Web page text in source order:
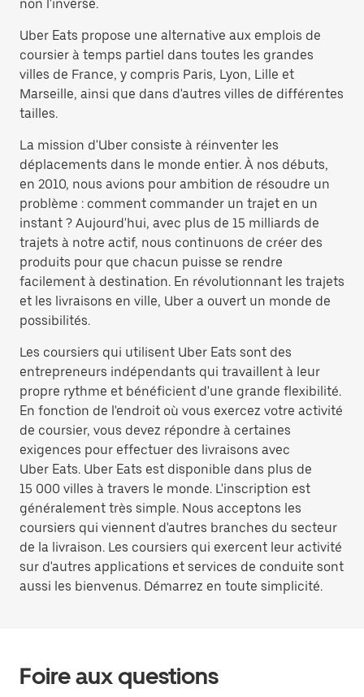
non l'inverse.
Uber Eats propose une alternative aux emplois de
coursier à temps partiel dans toutes les grandes
villes de France, y compris Paris, Lyon, Lille et
Marseille, ainsi que dans d'autres villes de différentes
tailles.
La mission d'Uber consiste à réinventer les
déplacements dans le monde entier. À nos débuts,
en 2010, nous avions pour ambition de résoudre un
problème : comment commander un trajet en un
instant ? Aujourd'hui, avec plus de 15 milliards de
trajets à notre actif, nous continuons de créer des
produits pour que chacun puisse se rendre
facilement à destination. En révolutionnant les trajets
et les livraisons en ville, Uber a ouvert un monde de
possibilités.
Les coursiers qui utilisent Uber Eats sont des
entrepreneurs indépendants qui travaillent à leur
propre rythme et bénéficient d'une grande flexibilité.
En fonction de l'endroit où vous exercez votre activité
de coursier, vous devez répondre à certaines
exigences pour effectuer des livraisons avec
Uber Eats. Uber Eats est disponible dans plus de
15 000 villes à travers le monde. L'inscription est
généralement très simple. Nous acceptons les
coursiers qui viennent d'autres branches du secteur
de la livraison. Les coursiers qui exercent leur activité
sur d'autres applications et services de conduite sont
aussi les bienvenus. Démarrez en toute simplicité.
Foire aux questions